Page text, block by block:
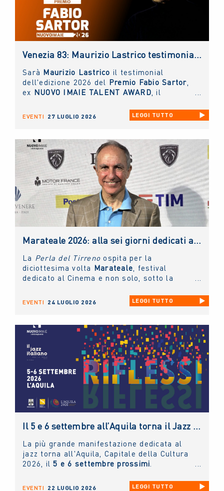
Venezia 83: Maurizio Lastrico testimonial del Premio NUOVO IMAIE Fabio Sartor
Sarà Maurizio Lastrico il testimonial
dell'edizione 2026 del Premio Fabio Sartor
ex NUOVO IMAIE TALENT AWARD , il
, che la collecting
assegna per valorizzare il talento delle
italiano.
EVENTI 27 LUGLIO 2026 LEGGI TUTTO
Marateale 2026: alla sei giorni dedicati al cinema e non solo, la masterclass del NUOVO IMAIE
La Perla del Tirreno ospita per la
diciottesima volta Marateale , festival
dedicato al Cinema e non solo, sotto la
Antonella Caramia. Fino
a domani proiezioni, eventi e incontri aperti
NUOVO IMAIEcon una masterclass sul
diritto connesso rivolta ai giovani artisti e
tenuta dal presidenteAndrea Miccichè.
EVENTI 24 LUGLIO 2026 LEGGI TUTTO
Il 5 e 6 settembre all’Aquila torna il Jazz Italiano per le Terre del Sisma: il NUOVO IMAIE c’è
La più grande manifestazione dedicata al
jazz torna all'Aquila, Capitale della Cultura
2026, il 5 e 6 settembre prossimi
EVENTI 22 LUGLIO 2026 LEGGI TUTTO